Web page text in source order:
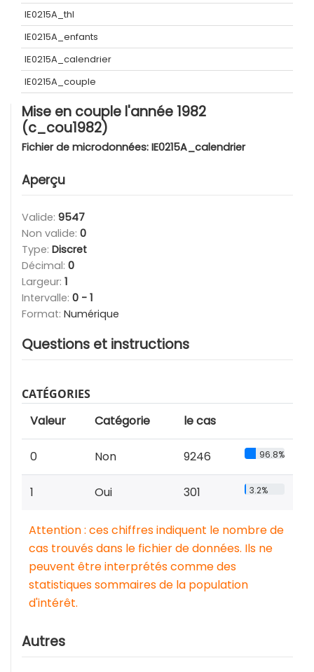
IE0215A_thl
IE0215A_enfants
IE0215A_calendrier
IE0215A_couple
Mise en couple l'année 1982
(c_cou1982)
Fichier de microdonnées: IE0215A_calendrier
Aperçu
Valide: 9547
Non valide: 0
Type: Discret
Décimal: 0
Largeur: 1
Intervalle: 0 - 1
Format: Numérique
Questions et instructions
CATÉGORIES
Valeur Catégorie le cas
0 Non 9246 96.8%
1 Oui 301 3.2%
Attention : ces chiffres indiquent le nombre de
cas trouvés dans le fichier de données. Ils ne
peuvent être interprétés comme des
statistiques sommaires de la population
d'intérêt.
Autres